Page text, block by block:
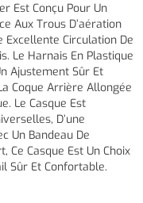
Est Conçu Pour Un
Aux Trous D’aération
Excellente Circulation De
Le Harnais En Plastique
Ajustement Sûr Et
Coque Arrière Allongée
Le Casque Est
D’une
Un Bandeau De
Ce Casque Est Un Choix
Sûr Et Confortable.